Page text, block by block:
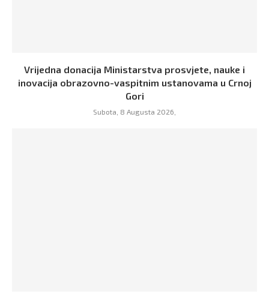
Vrijedna donacija Ministarstva prosvjete, nauke i
inovacija obrazovno-vaspitnim ustanovama u Crnoj
Gori
Subota, 8 Augusta 2026,